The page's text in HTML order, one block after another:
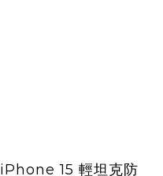
iPhone 15 輕坦克防